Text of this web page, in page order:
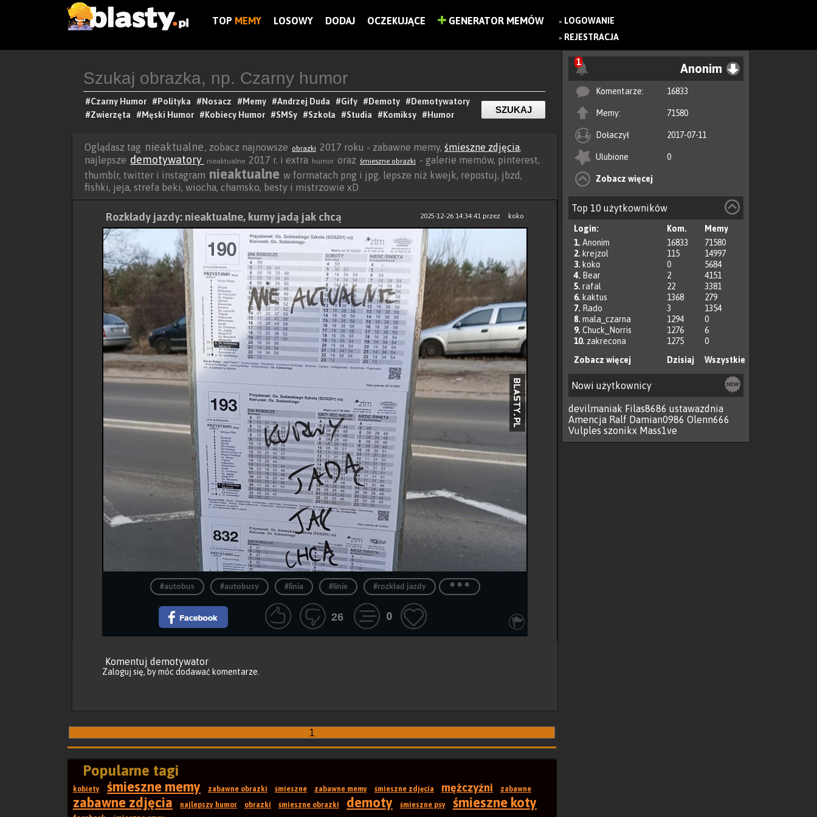
TOP MEMY LOSOWY DODAJ OCZEKUJĄCE GENERATOR MEMÓW » LOGOWANIE
» REJESTRACJA
1 Anonim
Komentarze: 16833
Memy: 71580
Dołaczył 2017-07-11
Ulubione 0
Zobacz więcej
Top 10 użytkowników
Login: Kom.
Memy
1. Anonim 16833
71580
2. krejzol 115
14997
3. koko 0
5684
4. Bear 2
4151
5. rafal 22
3381
6. kaktus 1368
279
7. Rado 3
1354
8. mala_czarna 1294
0
9. Chuck_Norris 1276
6
10. zakrecona 1275
0
Zobacz więcej
Dzisiaj Wszystkie
Nowi użytkownicy
devilmaniak Filas8686 ustawazdnia
Amencja Ralf Damian0986 Olenn666
Vulples szonikx Mass1ve
#Czarny Humor #Polityka #Nosacz #Memy #Andrzej Duda #Gify #Demoty
#Demotywatory
#Zwierzęta
#Męski Humor #Kobiecy Humor #SMSy #Szkoła #Studia #Komiksy #Humor
Oglądasz tag nieaktualne, zobacz najnowsze obrazki 2017 roku - zabawne memy, śmieszne zdjęcia,
najlepsze demotywatory nieaktualne 2017 r. i extra humor oraz śmieszne obrazki - galerie memów, pinterest,
thumblr, twitter i instagram nieaktualne w formatach png i jpg. lepsze niż kwejk, repostuj, jbzd,
fishki, jeja, strefa beki, wiocha, chamsko, besty i mistrzowie xD
2025-12-26 14:34:41przez koko
Rozkłady jazdy: nieaktualne, kurny jadą jak chcą
#autobus #autobusy #linia #linie #rozkład jazdy ...
26 0
Komentuj demotywator
Zaloguj się, by móc dodawać komentarze.
1
Popularne tagi
kobiety śmieszne memy zabawne obrazki śmieszne zabawne memy śmieszne zdjęcia mężczyźni zabawne
zabawne zdjęcia najlepszy humor obrazki śmieszne obrazki demoty śmieszne psy śmieszne koty